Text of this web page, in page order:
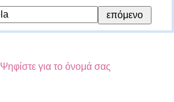
Ψηφίστε για το όνομά σας